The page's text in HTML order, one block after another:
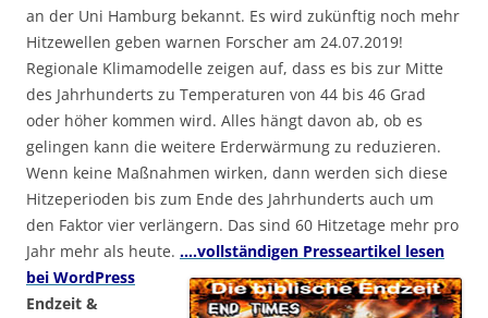
an der Uni Hamburg bekannt. Es wird zukünftig noch mehr
Hitzewellen geben warnen Forscher am 24.07.2019!
Regionale Klimamodelle zeigen auf, dass es bis zur Mitte
des Jahrhunderts zu Temperaturen von 44 bis 46 Grad
oder höher kommen wird. Alles hängt davon ab, ob es
gelingen kann die weitere Erderwärmung zu reduzieren.
Wenn keine Maßnahmen wirken, dann werden sich diese
Hitzeperioden bis zum Ende des Jahrhunderts auch um
den Faktor vier verlängern. Das sind 60 Hitzetage mehr pro
Jahr mehr als heute. ….vollständigen Presseartikel lesen
bei WordPress
Endzeit &